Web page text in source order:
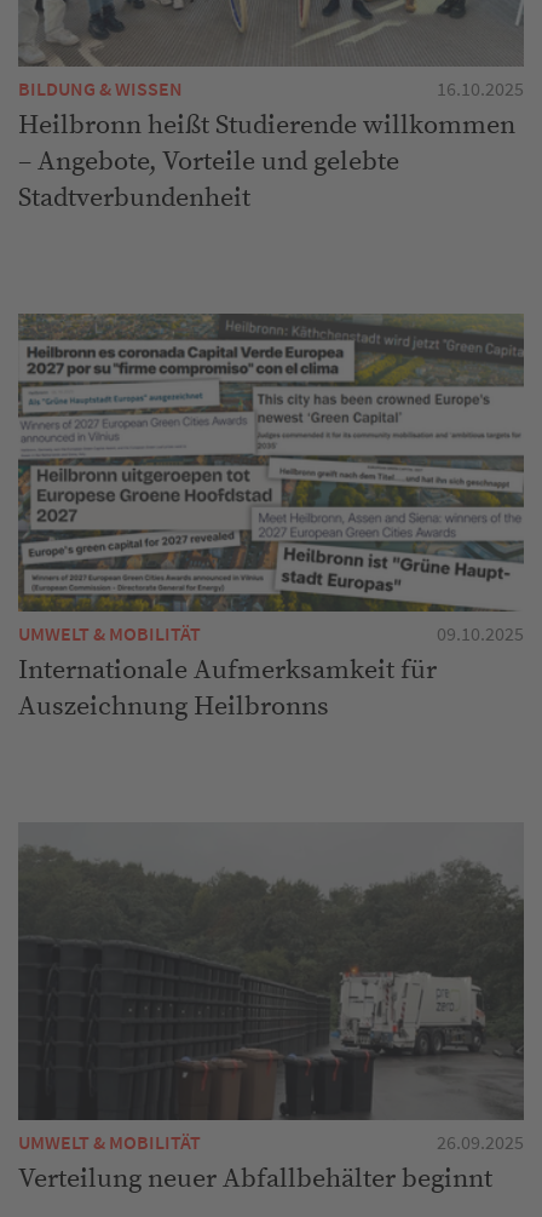
BILDUNG & WISSEN 16.10.2025
Heilbronn heißt Studierende willkommen
– Angebote, Vorteile und gelebte
Stadtverbundenheit
UMWELT & MOBILITÄT 09.10.2025
Internationale Aufmerksamkeit für
Auszeichnung Heilbronns
UMWELT & MOBILITÄT 26.09.2025
Verteilung neuer Abfallbehälter beginnt